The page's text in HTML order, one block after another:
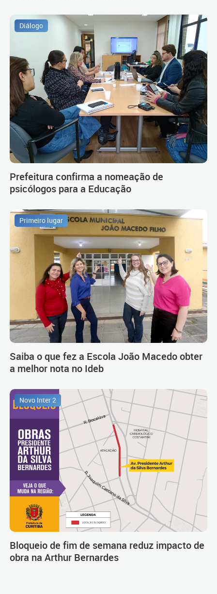
Diálogo
Prefeitura confirma a nomeação de
psicólogos para a Educação
Primeiro lugar
Saiba o que fez a Escola João Macedo obter
a melhor nota no Ideb
Novo Inter 2
Bloqueio de fim de semana reduz impacto de
obra na Arthur Bernardes